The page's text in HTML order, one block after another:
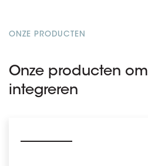
ONZE PRODUCTEN
Onze producten
integreren